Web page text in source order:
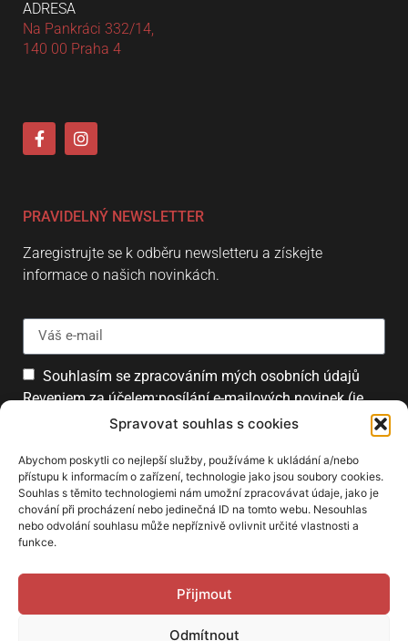
Spravovat souhlas s cookies
Abychom poskytli co nejlepší služby, používáme k ukládání a/nebo
přístupu k informacím o zařízení, technologie jako jsou soubory cookies.
Souhlas s těmito technologiemi nám umožní zpracovávat údaje, jako je
chování při procházení nebo jedinečná ID na tomto webu. Nesouhlas
nebo odvolání souhlasu může nepříznivě ovlivnit určité vlastnosti a
funkce.
Přijmout
Odmítnout
ADRESA
Na Pankráci 332/14,
140 00 Praha 4
PRAVIDELNÝ NEWSLETTER
Zaregistrujte se k odběru newsletteru a získejte
informace o našich novinkách.
Souhlasím se zpracováním mých osobních údajů
Reveniem za účelem:posílání e-mailových novinek (je
možné se kdykoliv odhlásit).
Přihlásit
PARTNEŘI